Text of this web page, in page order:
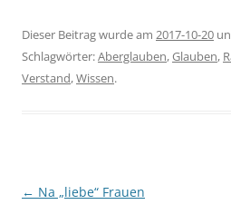
Dieser Beitrag wurde am 2017-10-20
Schlagwörter:Aberglauben,Glauben,
Verstand,Wissen.
Beitragsnavigation
← Na „liebe“ Frauen